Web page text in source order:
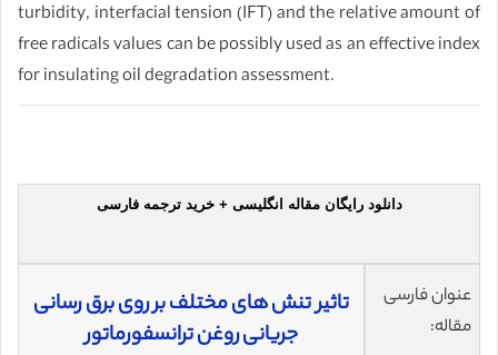
turbidity, interfacial tension (IFT) and the relative amount of
free radicals values can be possibly used as an effective index
for insulating oil degradation assessment.
دانلود رایگان مقاله انگلیسی + خرید ترجمه فارسی
عنوان فارسی
مقاله:
تاثیر تنش ‌های مختلف بر روی برق رسانی
جریانی روغن ترانسفورماتور